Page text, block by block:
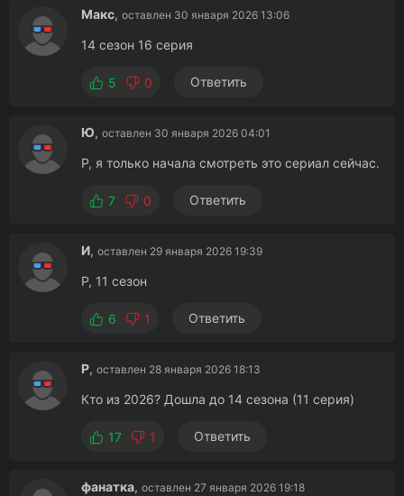
Макс, оставлен 30 января 2026 13:06
14 сезон 16 серия
5 0 Ответить
Ю, оставлен 30 января 2026 04:01
Р, я только начала смотреть это сериал сейчас.
7 0 Ответить
И, оставлен 29 января 2026 19:39
Р, 11 сезон
6 1 Ответить
Р, оставлен 28 января 2026 18:13
Кто из 2026? Дошла до 14 сезона (11 серия)
17 1 Ответить
фанатка, оставлен 27 января 2026 19:18